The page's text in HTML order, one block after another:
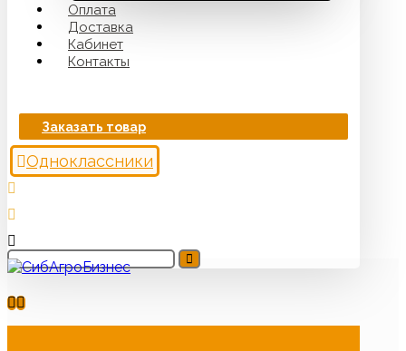
Оплата
Доставка
Кабинет
Контакты
Заказать товар
Одноклассники